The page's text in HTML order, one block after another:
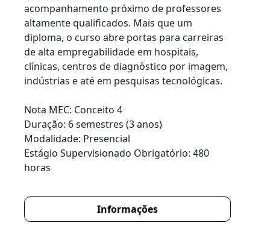
acompanhamento próximo de professores
altamente qualificados. Mais que um
diploma, o curso abre portas para carreiras
de alta empregabilidade em hospitais,
clínicas, centros de diagnóstico por imagem,
indústrias e até em pesquisas tecnológicas.
Nota MEC: Conceito 4
Duração: 6 semestres (3 anos)
Modalidade: Presencial
Estágio Supervisionado Obrigatório: 480
horas
Informações